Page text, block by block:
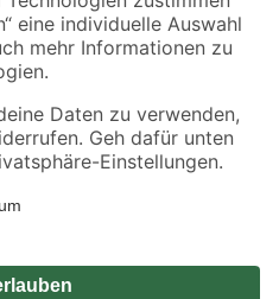
Die dargestellten Angebote sind unter
angegebenen Verfügbarkeiten beziehen
nicht für Artikel mit Speditionsversand, hier